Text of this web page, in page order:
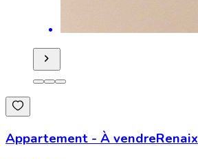
Appartement - À vendreRenaix